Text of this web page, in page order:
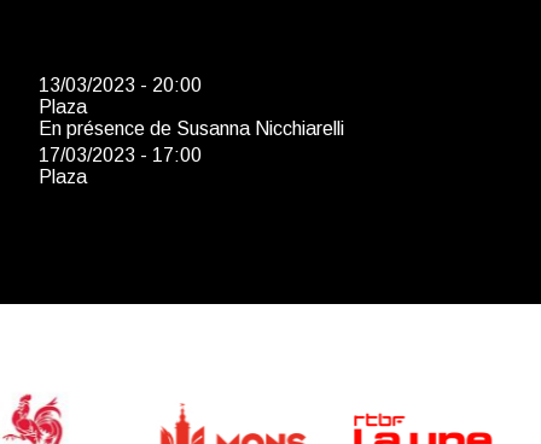
13/03/2023 - 20:00
Plaza
En présence de Susanna Nicchiarelli
17/03/2023 - 17:00
Plaza